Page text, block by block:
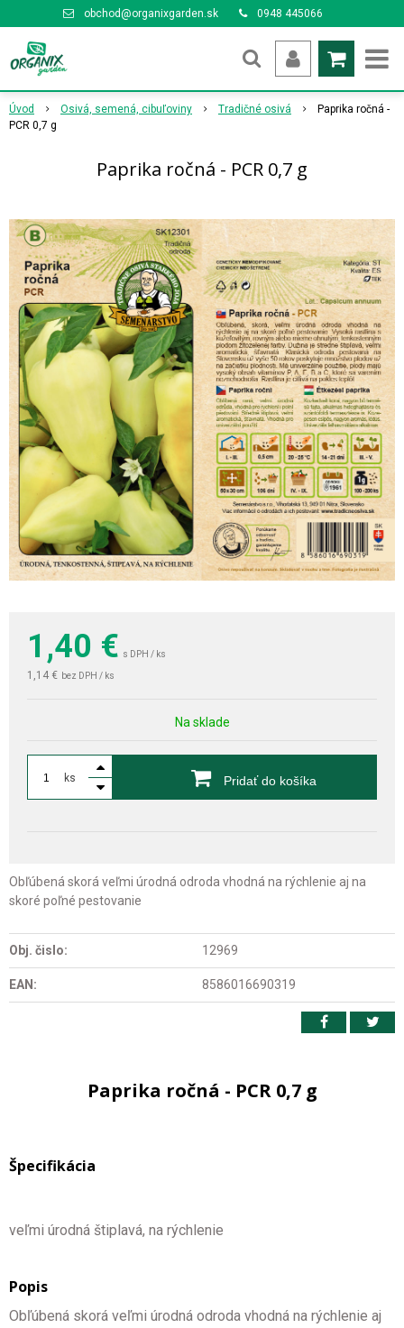
obchod@organixgarden.sk 0948 445066
Úvod Osivá, semená, cibuľoviny Tradičné osivá
Paprika ročná -
PCR 0,7 g
Paprika ročná - PCR 0,7 g
1,40 € s DPH / ks
1,14 € bez DPH / ks
Na sklade
ks Pridať do košíka
Obľúbená skorá veľmi úrodná odroda vhodná na rýchlenie aj na
skoré poľné pestovanie
Obj. čislo: 12969
EAN: 8586016690319
Paprika ročná - PCR 0,7 g
Špecifikácia
veľmi úrodná štiplavá, na rýchlenie
Popis
Obľúbená skorá veľmi úrodná odroda vhodná na rýchlenie aj